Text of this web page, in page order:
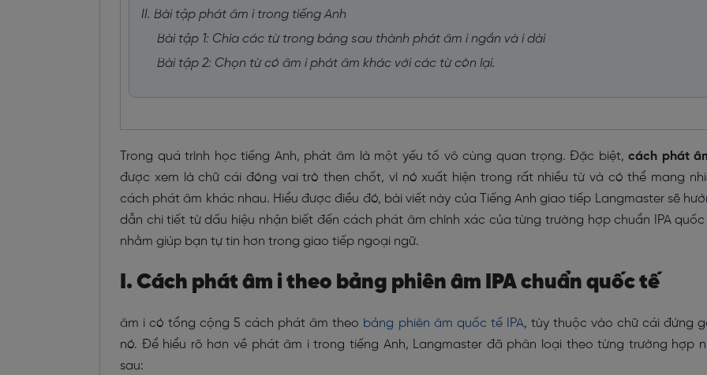
II. Bài tập phát âm i trong tiếng Anh
Bài tập 1: Chia các từ trong bảng sau thành phát âm i ngắn và i dài
Bài tập 2: Chọn từ có âm i phát âm khác với các từ còn lại.
Trong quá trình học tiếng Anh, phát âm là một yếu tố vô cùng quan trọng. Đặc biệt,cách phát
được xem là chữ cái đóng vai trò then chốt, vì nó xuất hiện trong rất nhiều từ và có thể mang
cách phát âm khác nhau. Hiểu được điều đó, bài viết này của Tiếng Anh giao tiếp Langmaster sẽ
dẫn chi tiết từ dấu hiệu nhận biết đến cách phát âm chính xác của từng trường hợp chuẩn IPA
nhằm giúp bạn tự tin hơn trong giao tiếp ngoại ngữ.
I. Cách phát âm i theo bảng phiên âm IPA chuẩn quốc tế
âm i có tổng cộng 5 cách phát âm theo bảng phiên âm quốc tế IPA, tùy thuộc vào chữ cái đứng
nó. Để hiểu rõ hơn về phát âm i trong tiếng Anh, Langmaster đã phân loại theo từng trường hợp
sau: